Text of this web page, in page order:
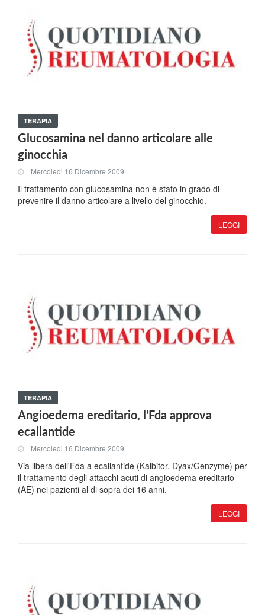
TERAPIA
Glucosamina nel danno articolare alle
ginocchia
Mercoledi 16 Dicembre 2009
Il trattamento con glucosamina non è stato in grado di
prevenire il danno articolare a livello del ginocchio.
LEGGI
TERAPIA
Angioedema ereditario, l'Fda approva
ecallantide
Mercoledi 16 Dicembre 2009
Via libera dell'Fda a ecallantide (Kalbitor, Dyax/Genzyme) per
il trattamento degli attacchi acuti di angioedema ereditario
(AE) nei pazienti al di sopra dei 16 anni.
LEGGI